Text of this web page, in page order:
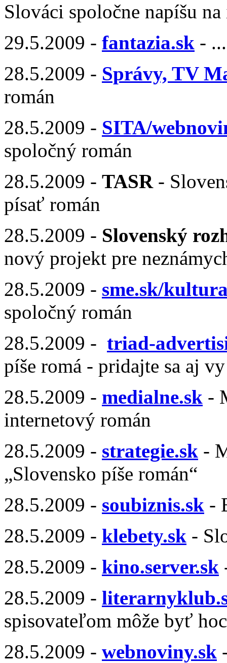
Slováci spoločne napíšu na
29.5.2009 - fantazia.sk -
28.5.2009 - Správy, TV
román
28.5.2009 - SITA/
spoločný román
28.5.2009 - TASR-
písať román
28.5.2009 - Slovenský
nový projekt pre
28.5.2009 - sme.sk/
spoločný román
28.5.2009 - triad-
píše romá - pridajte sa aj vy
28.5.2009 - medialne.sk -
internetový román
28.5.2009 - strategie.sk -
„Slovensko píše román“
28.5.2009 - soubiznis.sk -
28.5.2009 - klebety.sk -
28.5.2009 - kino.server.sk
28.5.2009 -
spisovateľom môže byť
28.5.2009 - webnoviny.sk